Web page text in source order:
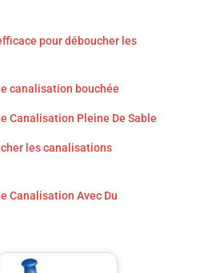
pour déboucher les
canalisation bouchée
Canalisation Pleine De Sable
les canalisations
Canalisation Avec Du